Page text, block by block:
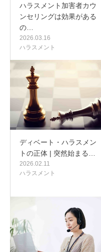
ハラスメント加害者カウ
ンセリングは効果がある
の…
2026.03.16
ハラスメント
ディベート・ハラスメン
トの正体 | 突然始まる…
2026.02.11
ハラスメント